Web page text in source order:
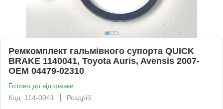
Ремкомплект гальмівного супорта QUICK
BRAKE 1140041, Toyota Auris, Avensis 2007-
OEM 04479-02310
Готово до відправки
Код: 114-0041
Роздріб